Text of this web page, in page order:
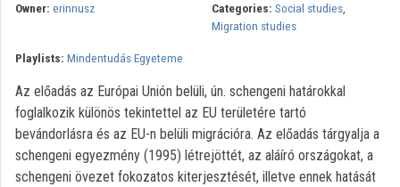
Owner: erinnusz Categories: Social studies,
Migration studies
Playlists: Mindentudás Egyeteme
Az előadás az Európai Unión belüli, ún. schengeni határokkal
foglalkozik különös tekintettel az EU területére tartó
bevándorlásra és az EU-n belüli migrációra. Az előadás tárgyalja a
schengeni egyezmény (1995) létrejöttét, az aláíró országokat, a
schengeni övezet fokozatos kiterjesztését, illetve ennek hatását